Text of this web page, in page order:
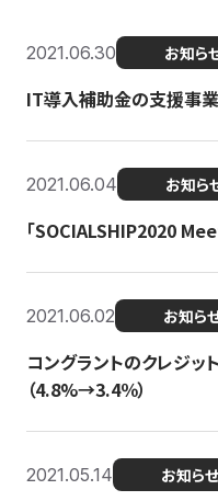
2021.06.30 お知ら
IT導入補助金の支援事業
2021.06.04 お知ら
「SOCIALSHIP2020
2021.06.02 お知ら
コングラントのクレジッ
（4.8%→3.4％）
2021.05.14 お知らせ